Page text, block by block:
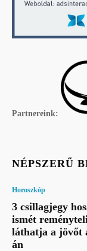
Partnereink:
NÉPSZERŰ
Horoszkóp
3 csillagjegy
ismét
láthatja a jövőt
án